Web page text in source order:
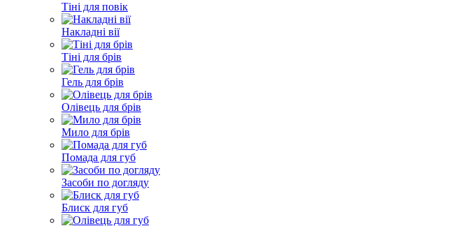
Тіні для повік
Накладні вії
Тіні для брів
Гель для брів
Олівець для брів
Мило для брів
Помада для губ
Засоби по догляду
Блиск для губ